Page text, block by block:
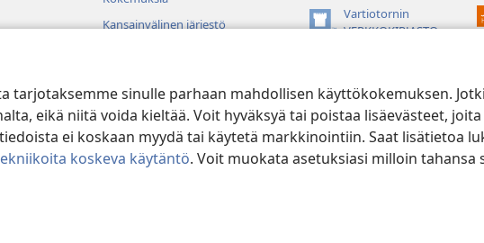
tarjotaksemme sinulle parhaan mahdollisen käyttökokemuksen.
eikä niitä voida kieltää. Voit hyväksyä tai poistaa lisäevästeet,
ei koskaan myydä tai käytetä markkinointiin. Saat lisätietoa
koskeva käytäntö. Voit muokata asetuksiasi milloin tahansa
Kansainvälinen järjestö
ikkunan)Vartiotornin
VERKKOKIRJASTO
(avaa